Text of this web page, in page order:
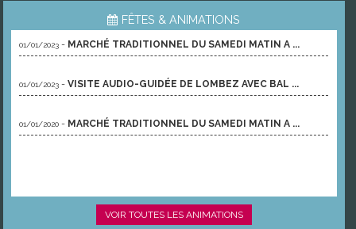
FÊTES & ANIMATIONS
01/01/2023 - MARCHÉ TRADITIONNEL DU SAMEDI MATIN A ...
01/01/2023 -VISITE AUDIO-GUIDÉE DE LOMBEZ AVEC BAL ...
01/01/2020 - MARCHÉ TRADITIONNEL DU SAMEDI MATIN A ...
VOIR TOUTES LES ANIMATIONS